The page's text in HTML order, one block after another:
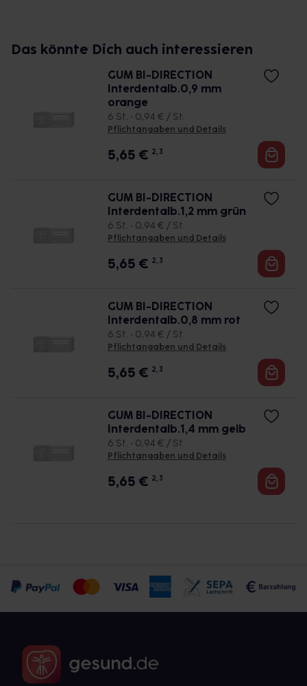
Das könnte Dich auch interessieren
GUM BI-DIRECTION
Interdentalb.0,9 mm
orange
6 St. • 0,94 € / St.
Pflichtangaben und Details
5,65 € 2, 3
GUM BI-DIRECTION
Interdentalb.1,2 mm grün
6 St. • 0,94 € / St.
Pflichtangaben und Details
5,65 € 2, 3
GUM BI-DIRECTION
Interdentalb.0,8 mm rot
6 St. • 0,94 € / St.
Pflichtangaben und Details
5,65 € 2, 3
GUM BI-DIRECTION
Interdentalb.1,4 mm gelb
6 St. • 0,94 € / St.
Pflichtangaben und Details
5,65 € 2, 3